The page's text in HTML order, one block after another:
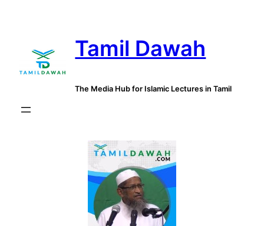
Tamil Dawah
The Media Hub for Islamic Lectures in Tamil